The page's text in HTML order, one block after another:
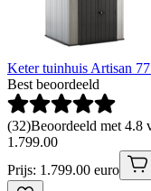
Keter tuinhuis Artisan
Best beoordeeld
(32)Beoordeeld met 4.8
1 .799.00
Prijs: 1.799.00 euro